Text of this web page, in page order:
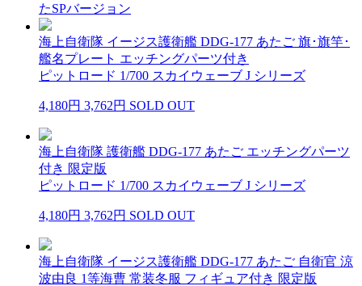
たSPバージョン
海上自衛隊 イージス護衛艦 DDG-177 あたご 旗･旗竿･
艦名プレート エッチングパーツ付き
ピットロード 1/700 スカイウェーブ J シリーズ
4,180円 3,762円 SOLD OUT
海上自衛隊 護衛艦 DDG-177 あたご エッチングパーツ
付き 限定版
ピットロード 1/700 スカイウェーブ J シリーズ
4,180円 3,762円 SOLD OUT
海上自衛隊 イージス護衛艦 DDG-177 あたご 自衛官 涼
波由良 1等海曹 常装冬服 フィギュア付き 限定版